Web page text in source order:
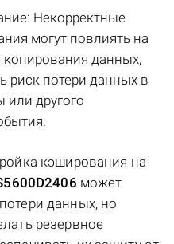
Некорректные
могут повлиять на
копирования данных,
риск потери данных в
или другого
кэширования на
может
данных, но
резервное